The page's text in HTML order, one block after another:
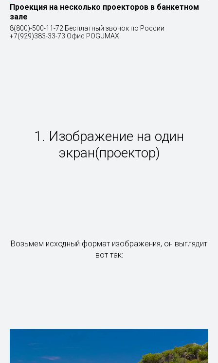
Проекция на несколько проекторов в банкетном
зале
8(800)-500-11-72 Бесплатный звонок по России
+7(929)383-33-73 Офис POGUMAX
1. Изображение на один
экран(проектор)
Возьмем исходный формат изображения, он выглядит
вот так: